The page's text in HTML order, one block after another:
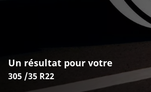
Un résultat pour votre
305 /35 R22